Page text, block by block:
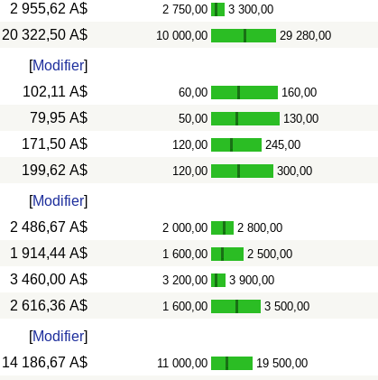
2 955,62 A$ 2 750,00 - 3 300,00
20 322,50 A$ 10 000,00 - 29 280,00
[Modifier]
102,11 A$ 60,00 - 160,00
79,95 A$ 50,00 - 130,00
171,50 A$ 120,00 - 245,00
199,62 A$ 120,00 - 300,00
[Modifier]
2 486,67 A$ 2 000,00 - 2 800,00
1 914,44 A$ 1 600,00 - 2 500,00
3 460,00 A$ 3 200,00 - 3 900,00
2 616,36 A$ 1 600,00 - 3 500,00
[Modifier]
14 186,67 A$ 11 000,00 - 19 500,00